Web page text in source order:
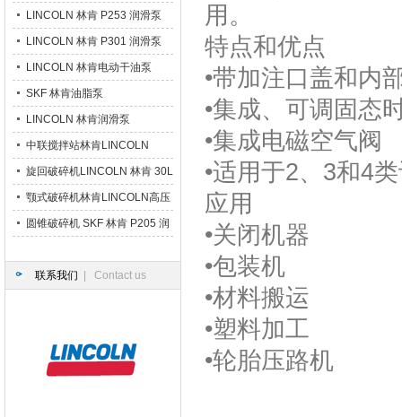
泵
LINCOLN 林肯 P253 润滑泵
LINCOLN 林肯 P301 润滑泵
LINCOLN 林肯电动干油泵
SKF 林肯油脂泵
LINCOLN 林肯润滑泵
中联搅拌站林肯LINCOLN
P203 润滑泵
旋回破碎机LINCOLN 林肯 30L
大油箱润滑泵
颚式破碎机林肯LINCOLN高压
干油润滑泵站
圆锥破碎机 SKF 林肯 P205 润
联系我们 | Contact us
用。
特点和优点
•带加注口盖和内
•集成、可调固态
•集成电磁空气阀
•适用于2、3和4
应用
•关闭机器
•包装机
•材料搬运
•塑料加工
•轮胎压路机